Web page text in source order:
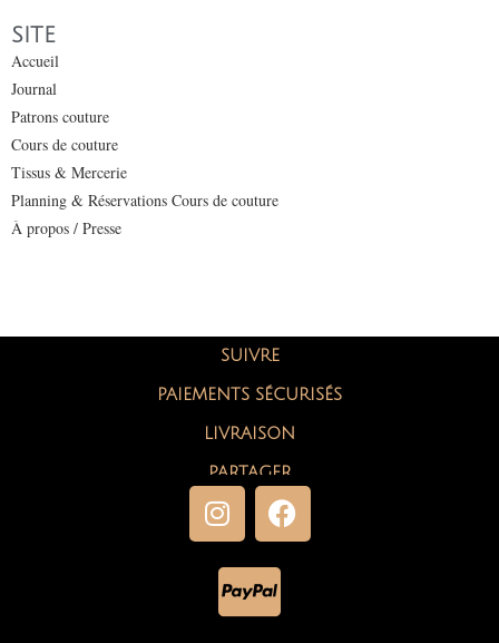
SITE
Accueil
Journal
Patrons couture
Cours de couture
Tissus & Mercerie
Planning & Réservations Cours de couture
À propos / Presse
SUIVRE
PAIEMENTS SÉCURISÉS
LIVRAISON
PARTAGER